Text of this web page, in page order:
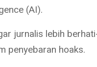
(AI).
jurnalis lebih
penyebaran hoaks.